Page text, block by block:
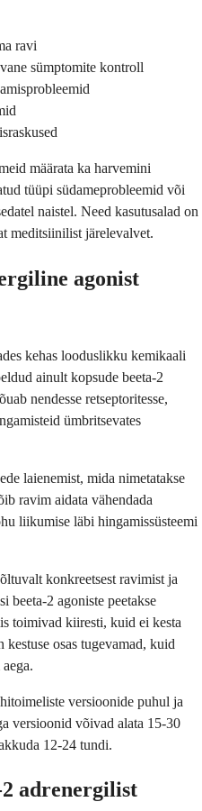
ravi
sümptomite kontroll
määrata ka harvemini
tüüpi südameprobleemid või
naistel. Need kasutusalad on
meditsiinilist järelevalvet.
agonist
kehas looduslikku kemikaali
ainult kopsude beeta-2
nendesse retseptoritesse,
ümbritsevates
laienemist, mida nimetatakse
ravim aidata vähendada
liikumise läbi hingamissüsteemi
konkreetsest ravimist ja
beeta-2 agoniste peetakse
toimivad kiiresti, kuid ei kesta
osas tugevamad, kuid
versioonide puhul ja
versioonid võivad alata 15-30
12-24 tundi.
adrenergilist